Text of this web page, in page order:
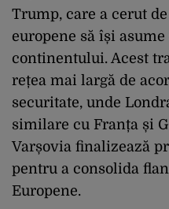
Trump, care a cerut
europene să își
continentului. Acest
rețea mai largă de
securitate, unde
similare cu Franța și
Varșovia finalizează
pentru a consolida
Europene.